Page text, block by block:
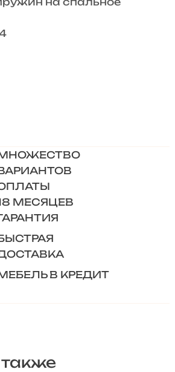
МЕСЯЦЕВ
В КРЕДИТ